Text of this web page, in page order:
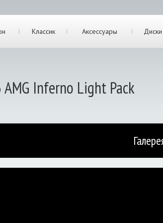
Классик Аксессуары Диски
AMG Inferno Light Pack